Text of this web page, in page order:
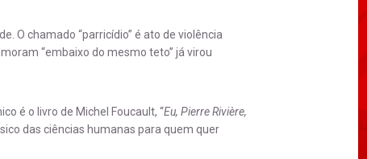
O chamado “parricídio” é ato de violência
“embaixo do mesmo teto” já virou
é o livro de Michel Foucault, “Eu, Pierre Rivière,
das ciências humanas para quem quer